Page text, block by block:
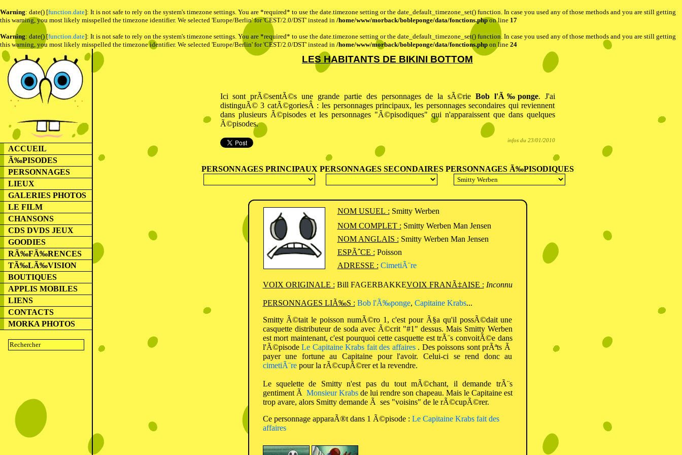
Warning: date() [function.date]: It is not safe to rely on the system's timezone settings. You are *required* to use the date.timezone setting or the date_default_timezone_set() function. In case you used any of those methods and you are still getting
this warning, you most likely misspelled the timezone identifier. We selected 'Europe/Berlin' for 'CEST/2.0/DST' instead in /home/www/morback/bobleponge/data/fonctions.php on line 17
Warning: date() [function.date]: It is not safe to rely on the system's timezone settings. You are *required* to use the date.timezone setting or the date_default_timezone_set() function. In case you used any of those methods and you are still getting
this warning, you most likely misspelled the timezone identifier. We selected 'Europe/Berlin' for 'CEST/2.0/DST' instead in /home/www/morback/bobleponge/data/fonctions.php on line 24
ACCUEIL
Ã‰PISODES
PERSONNAGES
LIEUX
GALERIES PHOTOS
LE FILM
CHANSONS
CDS DVDS JEUX
GOODIES
RÃ‰FÃ‰RENCES
TÃ‰LÃ‰VISION
BOUTIQUES
APPLIS MOBILES
LIENS
CONTACTS
MORKA PHOTOS
LES HABITANTS DE BIKINI BOTTOM
Ici sont prÃ©sentÃ©s une grande partie des personnages de la sÃ©rieBob l'Ã‰ponge. J'ai
distinguÃ© 3 catÃ©goriesÂ : les personnages principaux, les personnages secondaires qui reviennent
dans plusieurs Ã©pisodes et les personnages "Ã©pisodiques" qui n'apparaissent que dans quelques
Ã©pisodes.
infos du 23/01/2010
PERSONNAGES PRINCIPAUX PERSONNAGES SECONDAIRES PERSONNAGES Ã‰PISODIQUES
NOM USUEL : Smitty Werben
NOM COMPLET : Smitty Werben Man Jensen
NOM ANGLAIS : Smitty Werben Man Jensen
ESPÃˆCE : Poisson
ADRESSE : CimetiÃ¨re
VOIX FRANÃ‡AISE : Inconnu
VOIX ORIGINALE : Bill FAGERBAKKE
PERSONNAGES LIÃ‰S : Bob l'Ã‰ponge, Capitaine Krabs...
Smitty Ã©tait le poisson numÃ©ro 1, c'est pour Ã§a qu'il possÃ©dait une
casquette distributeur de soda avec Ã©crit "#1" dessus. Mais Smitty Werben
est mort maintenant, c'est pourquoi cette casquette est trÃ¨s convoitÃ©e dans
l'Ã©pisode Le Capitaine Krabs fait des affaires. Des poissons sont prÃªts Ã
payer une fortune au Capitaine pour l'avoir. Celui-ci se rend donc au
cimetiÃ¨repour la rÃ©cupÃ©rer et la revendre.
Le squelette de Smitty n'est pas du tout mÃ©chant, il demande trÃ¨s
gentiment Ã Monsieur Krabsde lui rendre son chapeau. Mais le Capitaine est
trop avare, alors Smitty demande Ã ses "voisins" de le rÃ©cupÃ©rer.
Ce personnage apparaÃ®t dans 1 Ã©pisode : Le Capitaine Krabs fait des
affaires